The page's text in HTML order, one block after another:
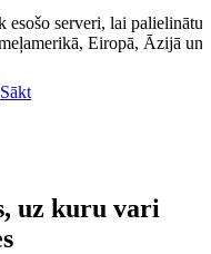
serveri, lai palielinātu
Eiropā, Āzijā un
Sākt
uz kuru vari